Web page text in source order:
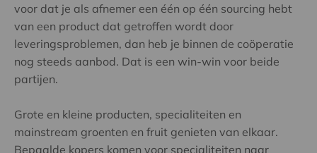
voor dat je als afnemer een één op één sourcing hebt
van een product dat getroffen wordt door
leveringsproblemen, dan heb je binnen de coöperatie
nog steeds aanbod. Dat is een win-win voor beide
partijen.
Grote en kleine producten, specialiteiten en
mainstream groenten en fruit genieten van elkaar.
Bepaalde kopers komen voor specialiteiten naar